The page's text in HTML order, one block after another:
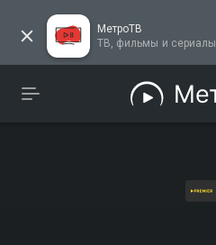
МетроТВ
ТВ, фильмы и сериалы